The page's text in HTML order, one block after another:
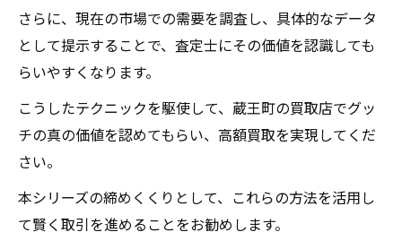
さらに、現在の市場での需要を調査し、具体的なデータ
として提示することで、査定士にその価値を認識しても
らいやすくなります。
こうしたテクニックを駆使して、蔵王町の買取店でグッ
チの真の価値を認めてもらい、高額買取を実現してくだ
さい。
本シリーズの締めくくりとして、これらの方法を活用し
て賢く取引を進めることをお勧めします。